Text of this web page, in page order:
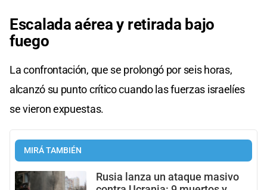
Escalada aérea y retirada bajo
fuego
La confrontación, que se prolongó por seis horas,
alcanzó su punto crítico cuando las fuerzas israelíes
se vieron expuestas.
MIRÁ TAMBIÉN
Rusia lanza un ataque masivo